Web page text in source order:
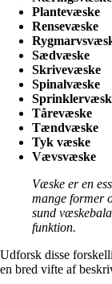
Plantevæske
Rensevæske
Sædvæske
Skrivevæske
Spinalvæske
Tårevæske
Tændvæske
Tyk væske
Vævsvæske
Væske er en
mange former
sund
funktion.
Udforsk disse
en bred vifte af